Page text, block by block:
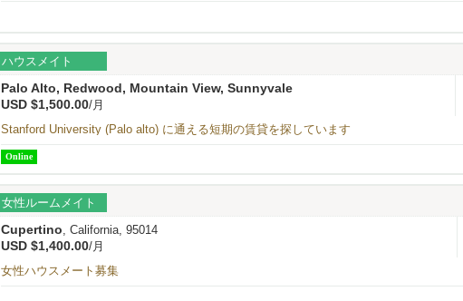
ハウスメイト
Palo Alto, Redwood, Mountain View, Sunnyvale
USD $1,500.00/月
Stanford University (Palo alto) に通える短期の賃貸を探しています
Online
女性ルームメイト
Cupertino, California, 95014
USD $1,400.00/月
女性ハウスメート募集